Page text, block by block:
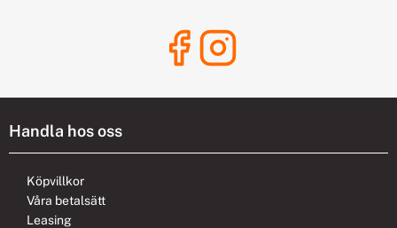
Handla hos oss
Köpvillkor
Våra betalsätt
Leasing